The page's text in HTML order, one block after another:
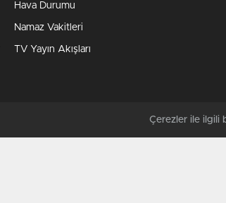
Hava Durumu
Namaz Vakitleri
TV Yayın Akışları
Çerezler ile ilgili